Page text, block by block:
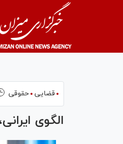
قضایی حقوقی
الگوی